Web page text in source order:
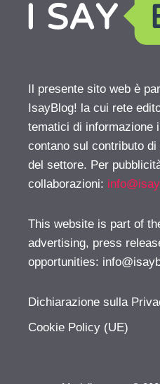
Il presente sito web è
IsayBlog! la cui rete
tematici di informazione
contano sul contributo
del settore. Per
collaborazioni:
This website is part of
advertising, press
opportunities:
Dichiarazione sulla
Cookie Policy (UE)